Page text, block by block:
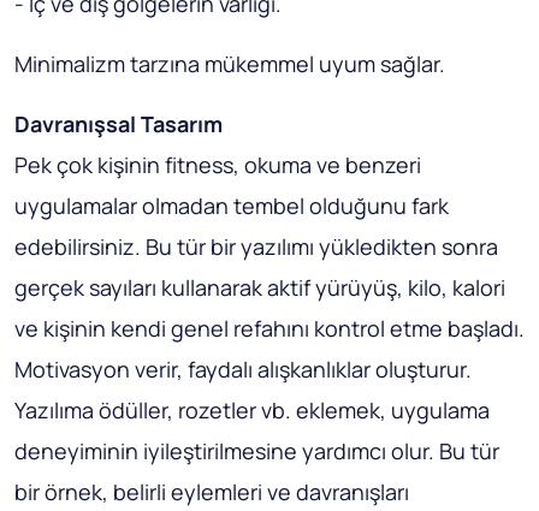
Minimalizm tarzına mükemmel uyum sağlar.
Davranışsal Tasarım
Pek çok kişinin fitness, okuma ve benzeri
uygulamalar olmadan tembel olduğunu fark
edebilirsiniz. Bu tür bir yazılımı yükledikten sonra
gerçek sayıları kullanarak aktif yürüyüş, kilo, kalori
ve kişinin kendi genel refahını kontrol etme başladı.
Motivasyon verir, faydalı alışkanlıklar oluşturur.
Yazılıma ödüller, rozetler vb. eklemek, uygulama
deneyiminin iyileştirilmesine yardımcı olur. Bu tür
bir örnek, belirli eylemleri ve davranışları